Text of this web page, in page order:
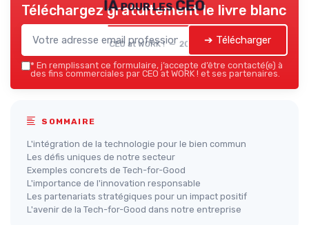
IA pour les CEO
CEO at WORK ! — 2026
Téléchargez gratuitement le livre blanc
➔ Télécharger
* En remplissant ce formulaire, j’accepte d’être contacté(e) à
des fins commerciales par CEO at WORK ! et ses partenaires.
SOMMAIRE
L'intégration de la technologie pour le bien commun
Les défis uniques de notre secteur
Exemples concrets de Tech-for-Good
L'importance de l'innovation responsable
Les partenariats stratégiques pour un impact positif
L'avenir de la Tech-for-Good dans notre entreprise